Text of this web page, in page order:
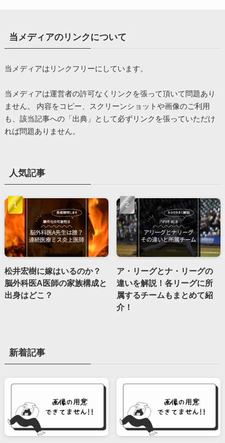
当メディアのリンクについて
当メディアはリンクフリーにしています。
当メディアは運営者の許可なくリンクを張って頂いて問題あり
ません。 内容をコピー、スクリーンショットや画像のご利用
も、該当記事への「出典」として必ずリンクを張っていただけ
れば問題ありません。
人気記事
松井宏樹に嫁はいるのか？
脳外科医A医師の家族構成と
出身はどこ？
ア・リーグとナ・リーグの
違いを解説！各リーグに所
属するチームもまとめて紹
介！
新着記事